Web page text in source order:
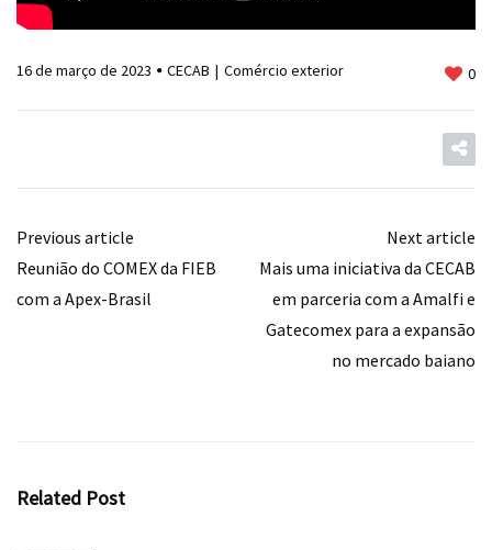
16 de março de 2023 CECAB Comércio exterior 0
Previous article
Reunião do COMEX da FIEB
com a Apex-Brasil
Next article
Mais uma iniciativa da CECAB
em parceria com a Amalfi e
Gatecomex para a expansão
no mercado baiano
Related Post